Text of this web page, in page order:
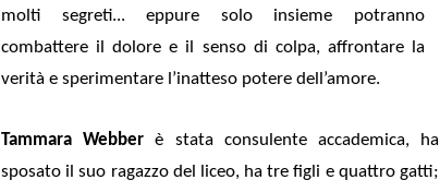
molti segreti... eppure solo insieme potranno
combattere il dolore e il senso di colpa, affrontare la
verità e sperimentare l’inatteso potere dell’amore.
Tammara Webber è stata consulente accademica, ha
sposato il suo ragazzo del liceo, ha tre figli e quattro gatti;